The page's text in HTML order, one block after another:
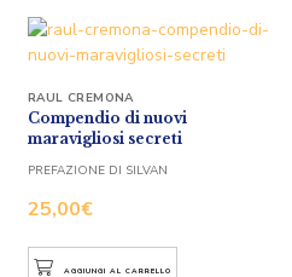
Compendio di nuovi
maravigliosi secreti
25,00€
RAUL CREMONA
PREFAZIONE DI SILVAN
AGGIUNGI AL CARRELLO